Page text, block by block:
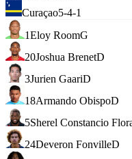
Curaçao5-4-1
1Eloy RoomG
20Joshua BrenetD
3Jurien GaariD
18Armando ObispoD
5Sherel Constancio
24Deveron FonvilleD